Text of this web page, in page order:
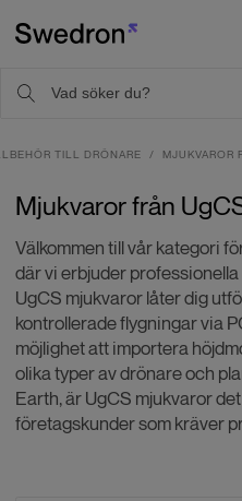
TILL DRÖNARE MJUKVAROR
Mjukvaror från
Välkommen till vår kategori
där vi erbjuder
UgCS mjukvaror låter dig
kontrollerade flygningar via
möjlighet att importera
olika typer av drönare och
Earth, är UgCS mjukvaror
företagskunder som kräver